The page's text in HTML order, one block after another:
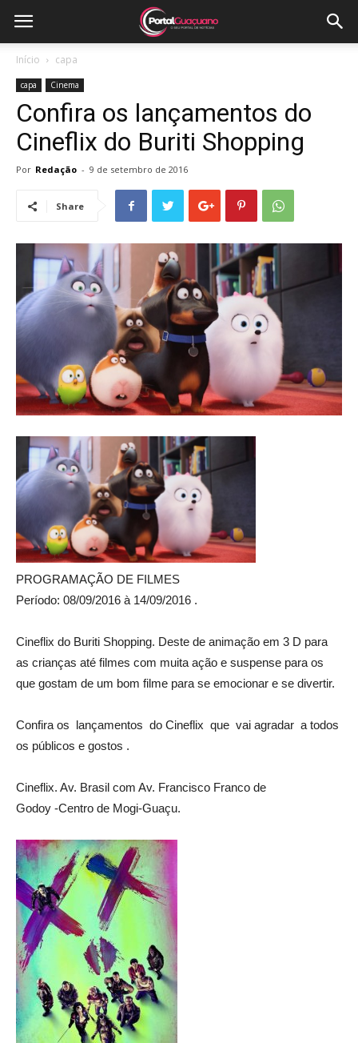
Início capa
capa Cinema
Confira os lançamentos do
Cineflix do Buriti Shopping
Por Redação - 9 de setembro de 2016
Share
PROGRAMAÇÃO DE FILMES
Período: 08/09/2016 à 14/09/2016 .
Cineflix do Buriti Shopping. Deste de animação em 3 D para
as crianças até filmes com muita ação e suspense para os
que gostam de um bom filme para se emocionar e se divertir.
Confira os lançamentos do Cineflix que vai agradar a todos
os públicos e gostos .
Cineflix. Av. Brasil com Av. Francisco Franco de
Godoy -Centro de Mogi-Guaçu.